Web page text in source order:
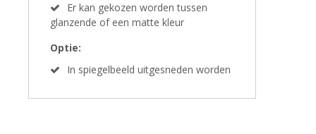
Er kan gekozen worden tussen
glanzende of een matte kleur
Optie:
In spiegelbeeld uitgesneden worden